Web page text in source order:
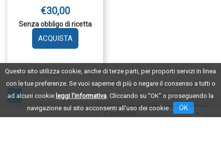
Questo sito utilizza cookie, anche di terze parti, per proporti servizi in linea
con le tue preferenze. Se vuoi saperne di più o negare il consenso a tutti o
ad alcuni cookie leggi l'informativa . Cliccando su "OK" o proseguendo la
navigazione sul sito acconsenti all'uso dei cookie .
OK
€30,00
Senza obbligo di ricetta
AGGIUNGI DA
DEVICE
REFILL AL
CARRELLO
1 1 - 1 di 1
Consigliati